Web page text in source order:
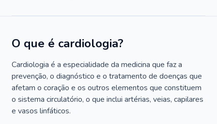
O que é cardiologia?
Cardiologia é a especialidade da medicina que faz a
prevenção, o diagnóstico e o tratamento de doenças que
afetam o coração e os outros elementos que constituem
o sistema circulatório, o que inclui artérias, veias, capilares
e vasos linfáticos.